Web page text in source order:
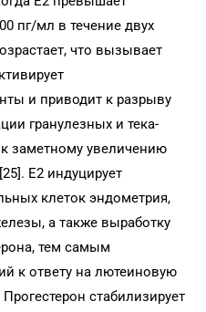
пг/мл в течение двух
что вызывает
и приводит к разрыву
гранулезных и тека-
заметному увеличению
E2 индуцирует
клеток эндометрия,
а также выработку
тем самым
к ответу на лютеиновую
стабилизирует